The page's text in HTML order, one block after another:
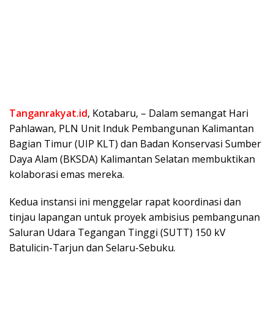
Tanganrakyat.id, Kotabaru, – Dalam semangat Hari
Pahlawan, PLN Unit Induk Pembangunan Kalimantan
Bagian Timur (UIP KLT) dan Badan Konservasi Sumber
Daya Alam (BKSDA) Kalimantan Selatan membuktikan
kolaborasi emas mereka.
Kedua instansi ini menggelar rapat koordinasi dan
tinjau lapangan untuk proyek ambisius pembangunan
Saluran Udara Tegangan Tinggi (SUTT) 150 kV
Batulicin-Tarjun dan Selaru-Sebuku.